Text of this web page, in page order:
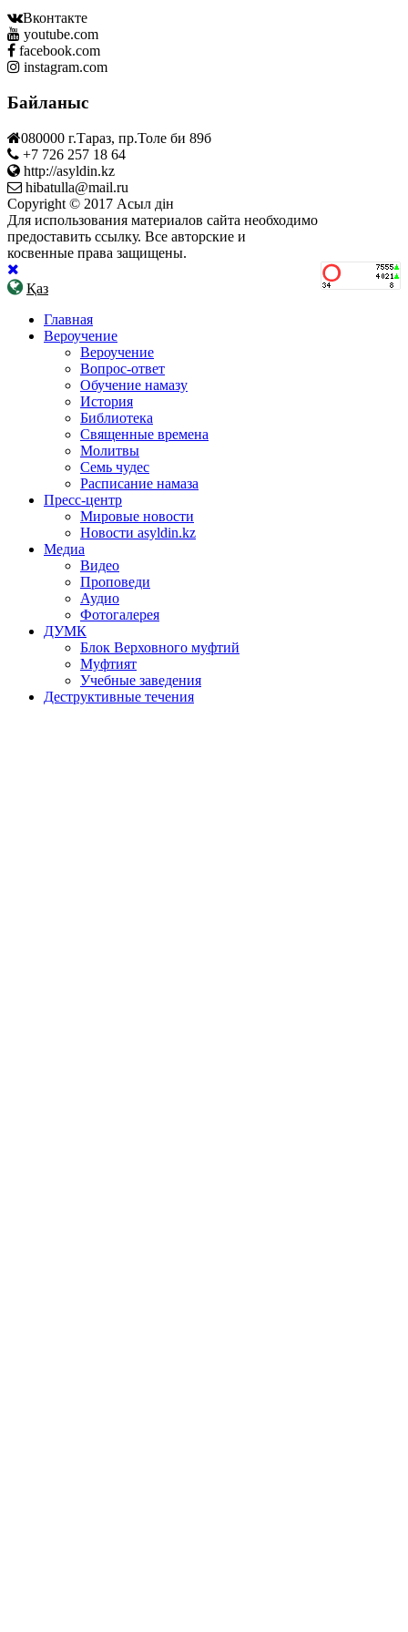
Вконтакте
youtube.com
facebook.com
instagram.com
Байланыс
080000 г.Тараз, пр.Толе би 89б
+7 726 257 18 64
http://asyldin.kz
hibatulla@mail.ru
Copyright © 2017 Асыл дін
Для использования материалов сайта необходимо
предоставить ссылку. Все авторские и
косвенные права защищены.
Қаз
Главная
Вероучение
Вероучение
Вопрос-ответ
Обучение намазу
История
Библиотека
Священные времена
Молитвы
Семь чудес
Расписание намаза
Пресс-центр
Мировые новости
Новости asyldin.kz
Медиа
Видео
Проповеди
Аудио
Фотогалерея
ДУМК
Блок Верховного муфтий
Муфтият
Учебные заведения
Деструктивные течения